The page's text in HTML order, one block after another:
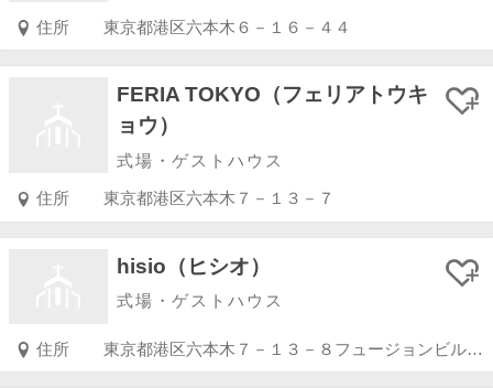
住所 東京都港区六本木６－１６－４４
FERIA TOKYO（フェリアトウキ
ョウ）
式場・ゲストハウス
住所 東京都港区六本木７－１３－７
hisio（ヒシオ）
式場・ゲストハウス
住所 東京都港区六本木７－１３－８フュージョンビルＢ１